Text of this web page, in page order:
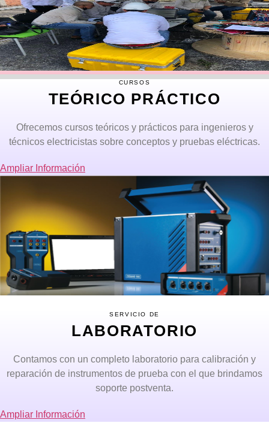
CURSOS
TEÓRICO PRÁCTICO
Ofrecemos cursos teóricos y prácticos para ingenieros y
técnicos electricistas sobre conceptos y pruebas eléctricas.
Ampliar Información
SERVICIO DE
LABORATORIO
Contamos con un completo laboratorio para calibración y
reparación de instrumentos de prueba con el que brindamos
soporte postventa.
Ampliar Información